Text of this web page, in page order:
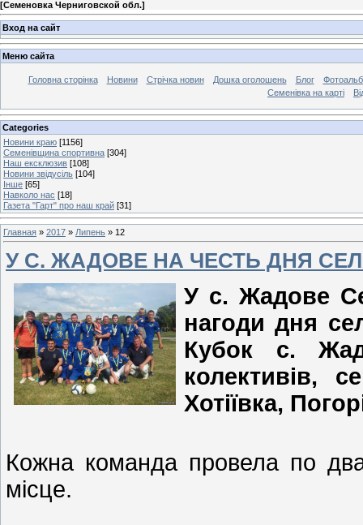
[Семеновка Черниговской обл.]
Вход на сайт
Меню сайта
Головна сторінка Новини Стрічка новин Дошка оголошень Блог
Семенівка на карті
Categories
Новини краю [1156]
Семенівщина спортивна [304]
Наш ексклюзив [108]
Новини звідусіль [104]
Інше [65]
Навколо нас [18]
Газета "Гарт" про наш край [31]
Главная » 2017 » Липень » 12
У С. ЖАДОВЕ НА ЧЕСТЬ ДНЯ
У с. Жадове
нагоди дня
Кубок с.
колективів,
Хотіївка,
Кожна команда провела по
місце.